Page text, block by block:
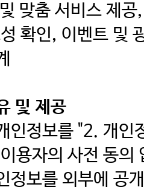
맞춤 서비스 제
확인, 이벤트 및
및 제공
인정보를 "2. 개인
용자의 사전 동의
정보를 외부에 공